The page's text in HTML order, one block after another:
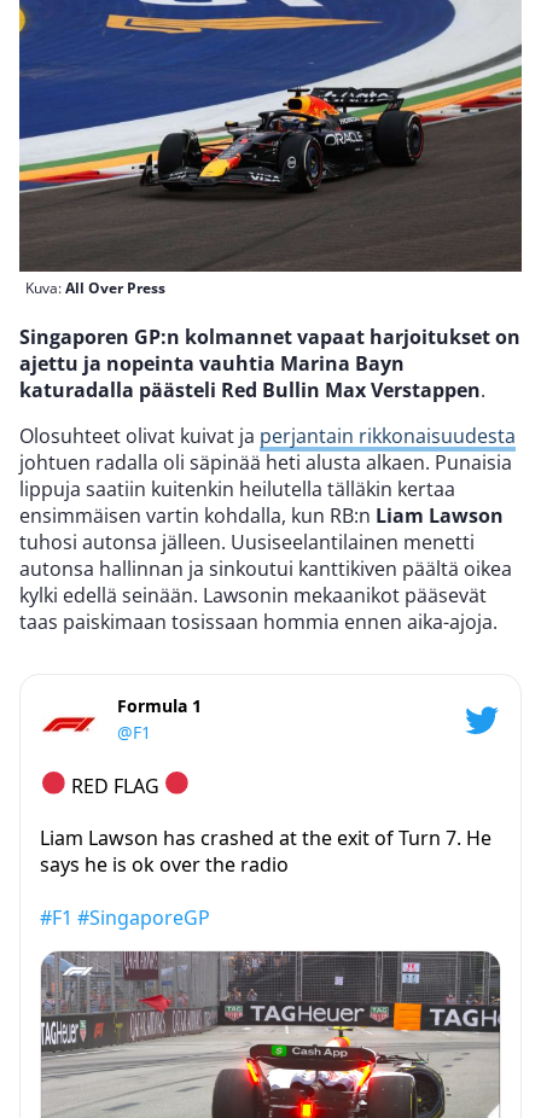
Kuva:All Over Press
Singaporen GP:n kolmannet vapaat harjoitukset on
ajettu ja nopeinta vauhtia Marina Bayn
katuradalla päästeli Red Bullin Max Verstappen.
Olosuhteet olivat kuivat ja perjantain rikkonaisuudesta
johtuen radalla oli säpinää heti alusta alkaen. Punaisia
lippuja saatiin kuitenkin heilutella tälläkin kertaa
ensimmäisen vartin kohdalla, kun RB:n Liam Lawson
tuhosi autonsa jälleen. Uusiseelantilainen menetti
autonsa hallinnan ja sinkoutui kanttikiven päältä oikea
kylki edellä seinään. Lawsonin mekaanikot pääsevät
taas paiskimaan tosissaan hommia ennen aika-ajoja.
Formula 1
@F1
RED FLAG
Liam Lawson has crashed at the exit of Turn 7. He
says he is ok over the radio
#F1 #SingaporeGP